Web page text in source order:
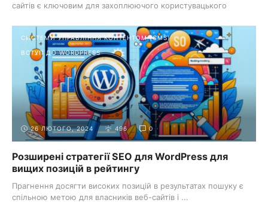
сайтів є ключовим для захоплюючого користувацького
СИСТЕМИ УПРАВЛІННЯ КОНТЕНТОМ (CMS)
ВСТУП ДО WORDPRESS
26 ЛЮТОГО, 2024 496 0
Розширені стратегії SEO для WordPress для
вищих позицій в рейтингу
Прагнення досягти високих позицій в результатах пошуку є
спільною метою для власників веб-сайтів і ...